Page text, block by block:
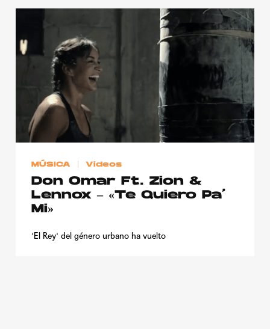
MÚSICA Videos
Don Omar Ft. Zion &
Lennox – «Te Quiero Pa’
Mi»
'El Rey' del género urbano ha vuelto